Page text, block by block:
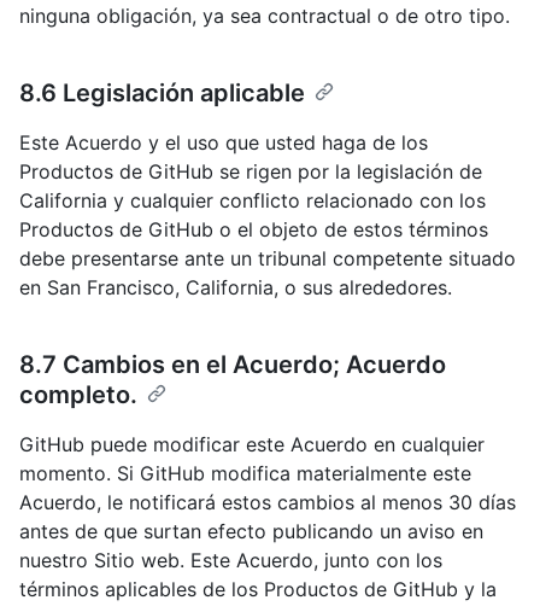
ninguna obligación, ya sea contractual o de otro tipo.
8.6 Legislación aplicable
Este Acuerdo y el uso que usted haga de los
Productos de GitHub se rigen por la legislación de
California y cualquier conflicto relacionado con los
Productos de GitHub o el objeto de estos términos
debe presentarse ante un tribunal competente situado
en San Francisco, California, o sus alrededores.
8.7 Cambios en el Acuerdo; Acuerdo
completo.
GitHub puede modificar este Acuerdo en cualquier
momento. Si GitHub modifica materialmente este
Acuerdo, le notificará estos cambios al menos 30 días
antes de que surtan efecto publicando un aviso en
nuestro Sitio web. Este Acuerdo, junto con los
términos aplicables de los Productos de GitHub y la